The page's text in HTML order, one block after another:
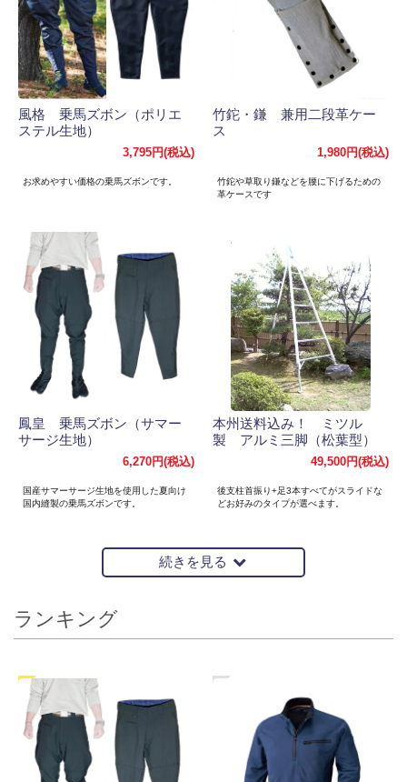
風格 乗馬ズボン（ポリエ
ステル生地）
3,795円(税込)
お求めやすい価格の乗馬ズボンです。
竹鉈・鎌 兼用二段革ケー
ス
1,980円(税込)
竹鉈や草取り鎌などを腰に下げるための
革ケースです
鳳皇 乗馬ズボン（サマー
サージ生地）
6,270円(税込)
国産サマーサージ生地を使用した夏向け
国内縫製の乗馬ズボンです。
本州送料込み！ ミツル
製 アルミ三脚（松葉型）
49,500円(税込)
後支柱首振り+足3本すべてがスライドな
どお好みのタイプが選べます。
続きを見る
ランキング